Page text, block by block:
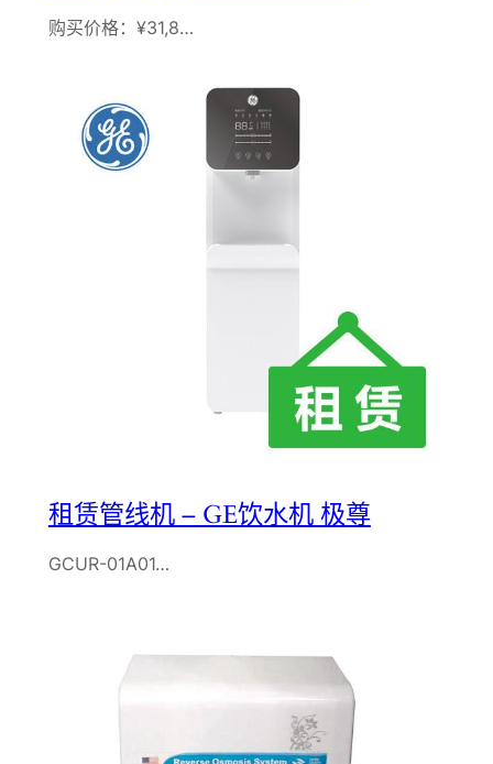
购买价格：¥31,8…
租赁管线机 – GE饮水机 极尊
GCUR-01A01…